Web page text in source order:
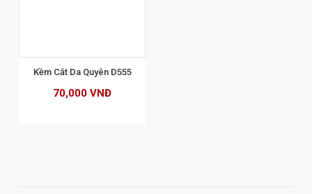
Kềm Cắt Da Quyên D555
70,000 VNĐ